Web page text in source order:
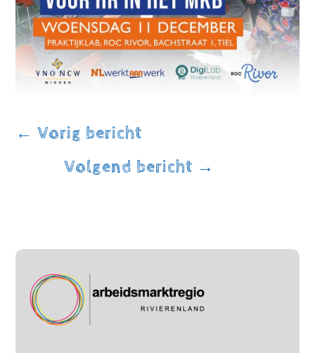
←Vorig bericht
Volgend bericht →